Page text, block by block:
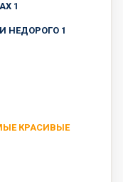
1
НЕДОРОГО 1
КРАСИВЫЕ